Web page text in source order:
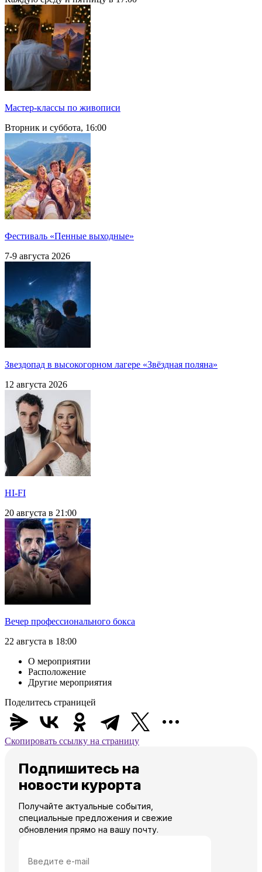
Мастер-классы по живописи
Вторник и суббота, 16:00
Фестиваль «Пенные выходные»
7-9 августа 2026
Звездопад в высокогорном лагере «Звёздная поляна»
12 августа 2026
HI-FI
20 августа в 21:00
Вечер профессионального бокса
22 августа в 18:00
О мероприятии
Расположение
Другие мероприятия
Поделитесь страницей
Скопировать ссылку на страницу
Подпишитесь на
новости курорта
Получайте актуальные события,
специальные предложения и свежие
обновления прямо на вашу почту.